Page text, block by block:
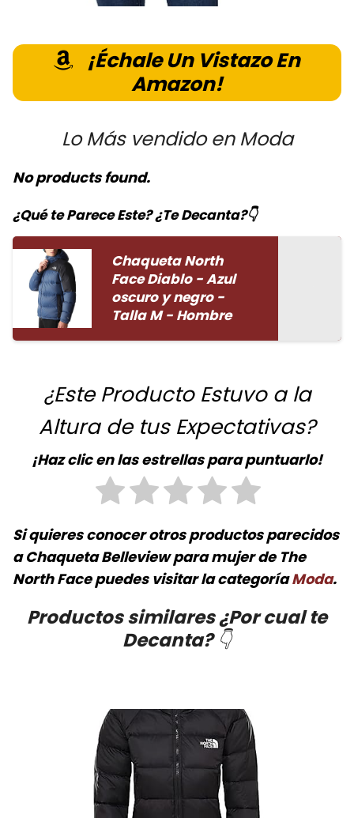
¡Échale Un Vistazo En
Amazon!
Lo Más vendido en Moda
No products found.
¿Qué te Parece Este? ¿Te Decanta?👇
Chaqueta North
Face Diablo - Azul
oscuro y negro -
Talla M - Hombre
¿Este Producto Estuvo a la
Altura de tus Expectativas?
¡Haz clic en las estrellas para puntuarlo!
Si quieres conocer otros productos parecidos
aChaqueta Belleview para mujer de The
North Facepuedes visitar la categoríaModa.
Productos similares ¿Por cual te
Decanta?👇